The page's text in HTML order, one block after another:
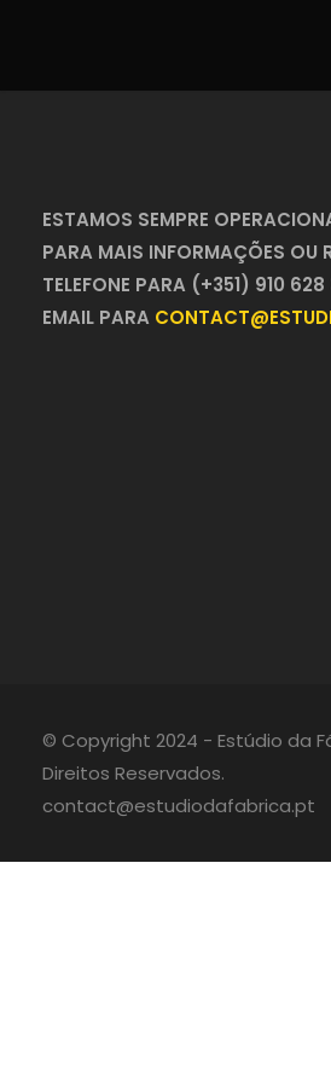
ESTAMOS SEMPRE
PARA MAIS INFORMAÇÕES OU
TELEFONE PARA (+351) 910 628
EMAIL PARA
© Copyright 2024 - Estúdio da
Direitos Reservados.
contact@estudiodafabrica.pt